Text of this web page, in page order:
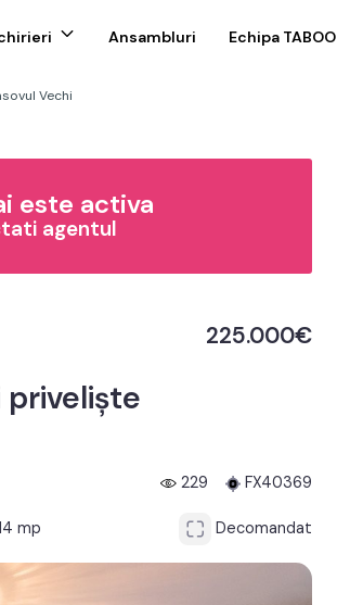
Ansambluri Echipa TABOO
Vechi
este activa
agentul
225.000€
priveliște
229 FX40369
mp Decomandat